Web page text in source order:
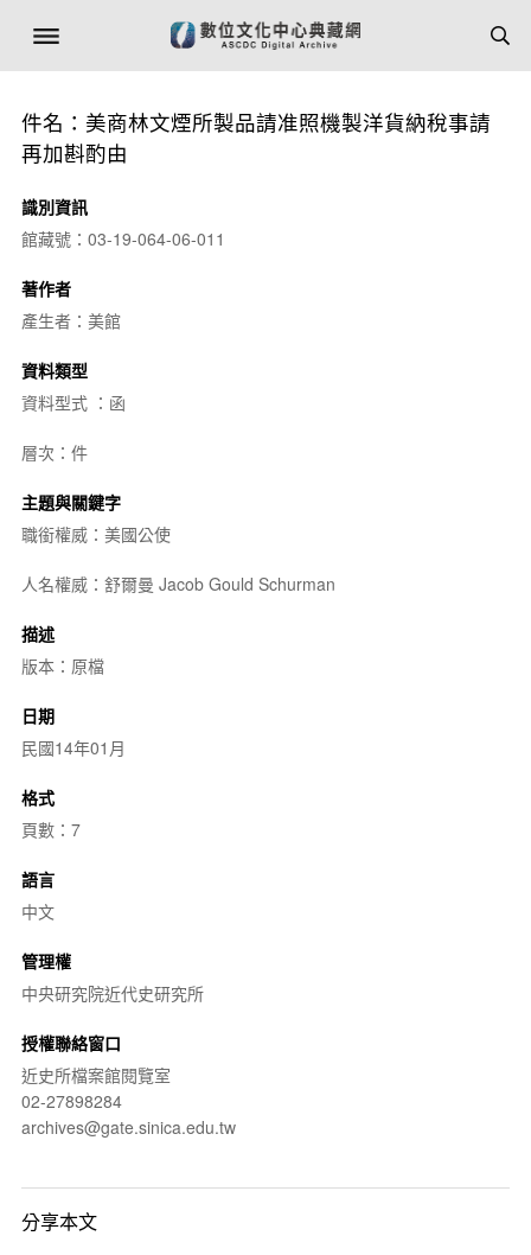
件名：美商林文煙所製品請准照機製洋貨納稅事請
再加斟酌由
識別資訊
館藏號：03-19-064-06-011
著作者
產生者：美館
資料類型
資料型式 ：函
層次：件
主題與關鍵字
職銜權威：美國公使
人名權威：舒爾曼 Jacob Gould Schurman
描述
版本：原檔
日期
民國14年01月
格式
頁數：7
語言
中文
管理權
中央研究院近代史研究所
授權聯絡窗口
近史所檔案館閱覽室
02-27898284
archives@gate.sinica.edu.tw
分享本文